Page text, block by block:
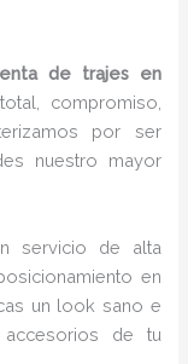
de trajes
en
compromiso,
por ser
nuestro mayor
servicio de alta
en
un look sano e
accesorios de tu